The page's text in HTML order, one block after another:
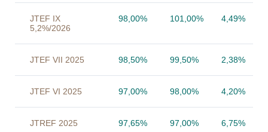
JTEF IX
5,2%/2026
98,00% 101,00% 4,49%
JTEF VII 2025 98,50% 99,50% 2,38%
JTEF VI 2025 97,00% 98,00% 4,20%
JTREF 2025 97,65% 97,00% 6,75%